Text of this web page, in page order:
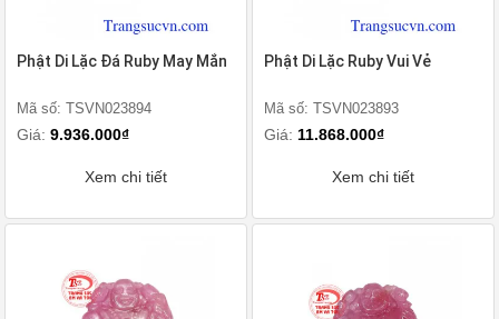
Phật Di Lặc Đá Ruby May Mắn
Mã số: TSVN023894
Giá: 9.936.000₫
Xem chi tiết
Phật Di Lặc Ruby Vui Vẻ
Mã số: TSVN023893
Giá: 11.868.000₫
Xem chi tiết